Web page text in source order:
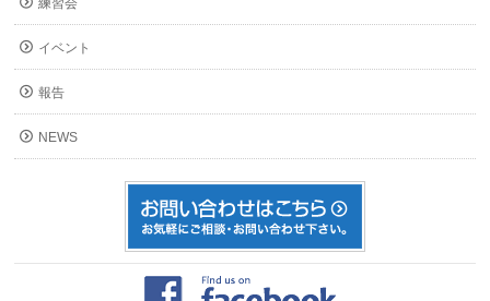
練習会
イベント
報告
NEWS